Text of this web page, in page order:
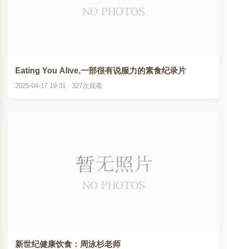
Eating You Alive,一部很有说服力的素食纪录片
2025-04-17 19:31 · 327次观看
新世纪健康饮食：周泳杉老师